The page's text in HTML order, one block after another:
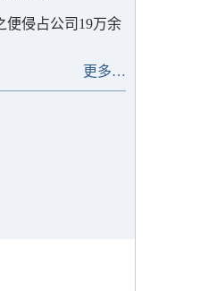
便侵占公司19万余
更多…